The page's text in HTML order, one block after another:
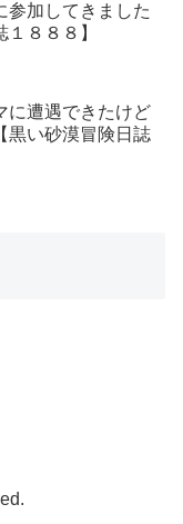
参加してきました
１８８８】
に遭遇できたけど
黒い砂漠冒険日誌